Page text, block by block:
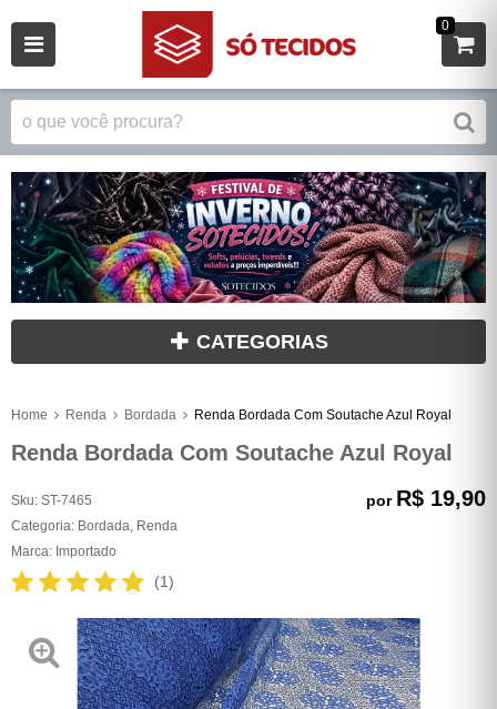
0
CATEGORIAS
Home Renda Bordada Renda Bordada Com Soutache Azul Royal
Renda Bordada Com Soutache Azul Royal
Sku: ST-7465
Categoria: Bordada Renda
Marca: Importado
(1)
por R$ 19,90